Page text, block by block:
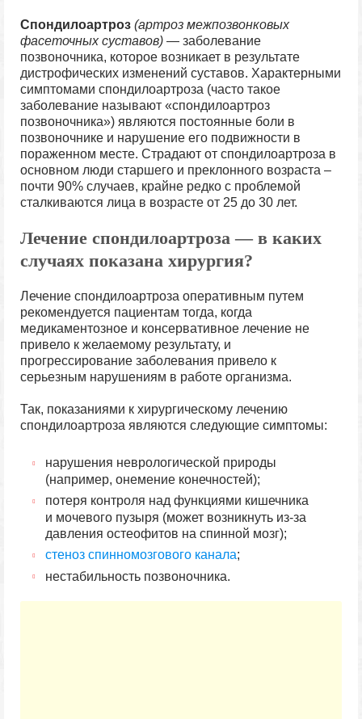
Спондилоартроз (артроз межпозвонковых
фасеточных суставов) — заболевание
позвоночника, которое возникает в результате
дистрофических изменений суставов. Характерными
симптомами спондилоартроза (часто такое
заболевание называют «спондилоартроз
позвоночника») являются постоянные боли в
позвоночнике и нарушение его подвижности в
пораженном месте. Страдают от спондилоартроза в
основном люди старшего и преклонного возраста –
почти 90% случаев, крайне редко с проблемой
сталкиваются лица в возрасте от 25 до 30 лет.
Лечение спондилоартроза — в каких
случаях показана хирургия?
Лечение спондилоартроза оперативным путем
рекомендуется пациентам тогда, когда
медикаментозное и консервативное лечение не
привело к желаемому результату, и
прогрессирование заболевания привело к
серьезным нарушениям в работе организма.
Так, показаниями к хирургическому лечению
спондилоартроза являются следующие симптомы:
нарушения неврологической природы
(например, онемение конечностей);
потеря контроля над функциями кишечника
и мочевого пузыря (может возникнуть из-за
давления остеофитов на спинной мозг);
стеноз спинномозгового канала;
нестабильность позвоночника.